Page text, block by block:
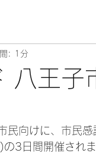
八王子
: 1分
民向けに、市民感
3日間開催されま